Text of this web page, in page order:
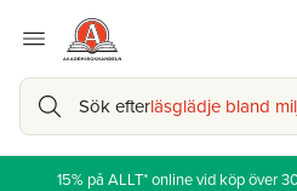
Sök efterläsglädje bland
15% på ALLT* online vid köp över